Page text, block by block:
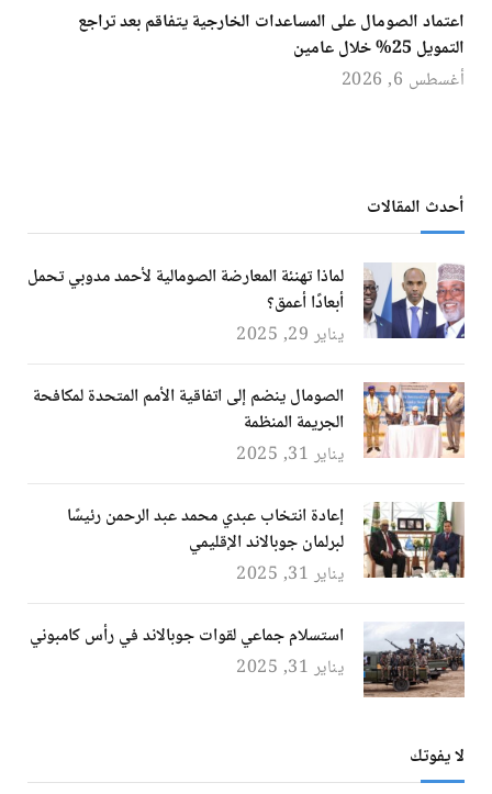
اعتماد الصومال على المساعدات الخارجية يتفاقم بعد تراجع
التمويل 25% خلال عامين
أغسطس 6, 2026
أحدث المقالات
لماذا تهنئة المعارضة الصومالية لأحمد مدوبي تحمل
أبعادًا أعمق؟
يناير 29, 2025
الصومال ينضم إلى اتفاقية الأمم المتحدة لمكافحة
الجريمة المنظمة
يناير 31, 2025
إعادة انتخاب عبدي محمد عبد الرحمن رئيسًا
لبرلمان جوبالاند الإقليمي
يناير 31, 2025
استسلام جماعي لقوات جوبالاند في رأس كامبوني
يناير 31, 2025
لا يفوتك